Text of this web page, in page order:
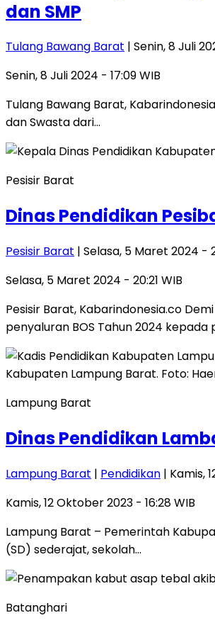
dan SMP
Tulang Bawang Barat | Senin, 8 Juli
Senin, 8 Juli 2024 - 17:09 WIB
Tulang Bawang Barat,
dan Swasta dari…
Pesisir Barat
Dinas Pendidikan
Pesisir Barat | Selasa, 5 Maret 2024 -
Selasa, 5 Maret 2024 - 20:21 WIB
Pesisir Barat, Kabarindonesia.co
penyaluran BOS Tahun 2024 kepada
Lampung Barat
Dinas Pendidikan
Lampung Barat | Pendidikan | Kamis,
Kamis, 12 Oktober 2023 - 16:28 WIB
Lampung Barat – Pemerintah
(SD) sederajat, sekolah…
Batanghari